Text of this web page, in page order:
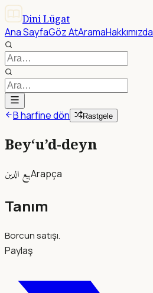
Dini Lügat
Ana SayfaGöz AtAramaHakkımızda
B harfine dön Rastgele
Bey‘u’d-deyn
بيع الدينArapça
Tanım
Borcun satışı.
Paylaş